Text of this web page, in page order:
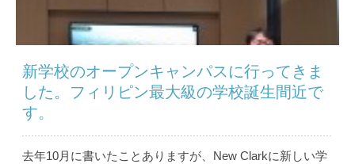
新学校のオープンキャンパスに行ってきま
した。フィリピン最大級の学校誕生間近で
す。
去年10月に書いたことありますが、New Clarkに新しい学